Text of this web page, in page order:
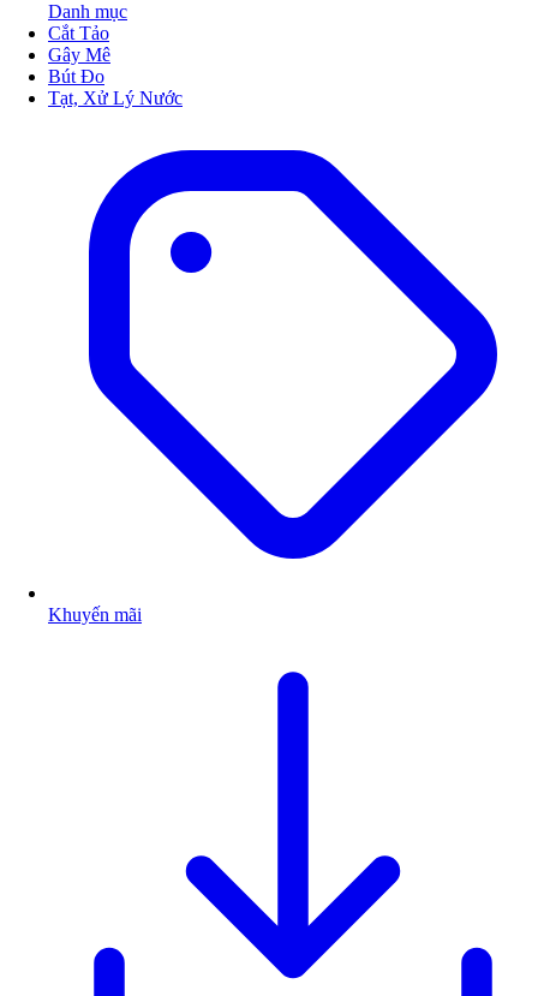
Danh mục
Cắt Tảo
Gây Mê
Bút Đo
Tạt, Xử Lý Nước
Khuyến mãi